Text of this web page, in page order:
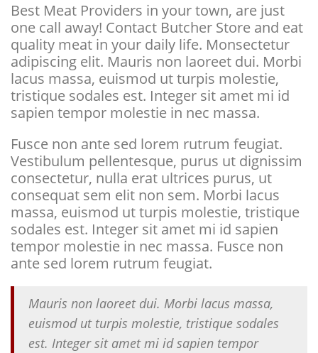
Best Meat Providers in your town, are just
one call away! Contact Butcher Store and eat
quality meat in your daily life. Monsectetur
adipiscing elit. Mauris non laoreet dui. Morbi
lacus massa, euismod ut turpis molestie,
tristique sodales est. Integer sit amet mi id
sapien tempor molestie in nec massa.
Fusce non ante sed lorem rutrum feugiat.
Vestibulum pellentesque, purus ut dignissim
consectetur, nulla erat ultrices purus, ut
consequat sem elit non sem. Morbi lacus
massa, euismod ut turpis molestie, tristique
sodales est. Integer sit amet mi id sapien
tempor molestie in nec massa. Fusce non
ante sed lorem rutrum feugiat.
Mauris non laoreet dui. Morbi lacus massa,
euismod ut turpis molestie, tristique sodales
est. Integer sit amet mi id sapien tempor